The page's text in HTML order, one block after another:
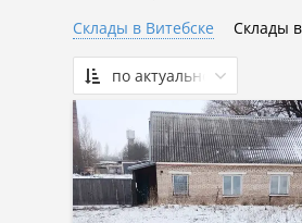
Склады в Витебске Склады
по актуальности
По актуальности
Сначала дешевые
Сначала дорогие
По площади: большая →